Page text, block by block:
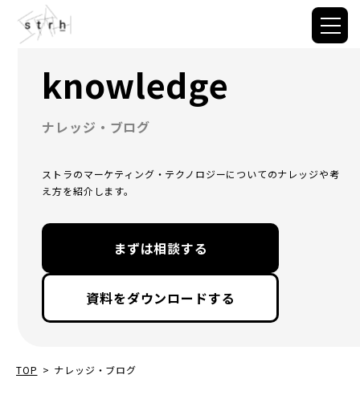
knowledge
ナレッジ・ブログ
ストラのマーケティング・テクノロジーについてのナレッジや考
え方を紹介します。
まずは相談する
資料をダウンロードする
TOP > ナレッジ・ブログ